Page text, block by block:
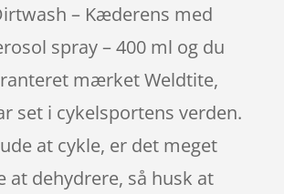
– Kæderens med
spray – 400 ml og du
mærket Weldtite,
set i cykelsportens verden.
at cykle, er det meget
at dehydrere, så husk at